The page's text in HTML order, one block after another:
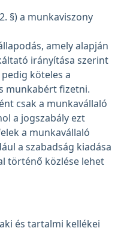
§) a munkaviszony
amely alapján
irányítása szerint
köteles a
munkabért fizetni.
csak a munkavállaló
a jogszabály ezt
a munkavállaló
a szabadság kiadása
történő közlése lehet
és tartalmi kellékei